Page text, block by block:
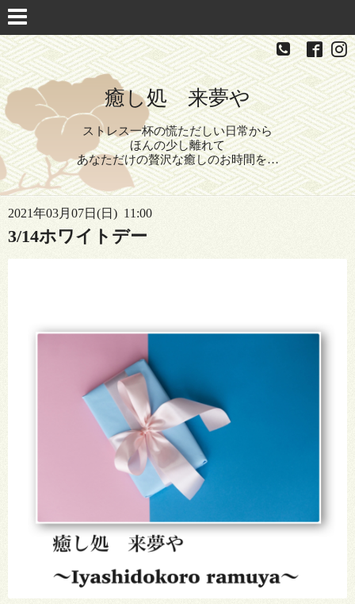
癒し処 来夢や
ストレス一杯の慌ただしい日常から
ほんの少し離れて
あなただけの贅沢な癒しのお時間を…
2021年03月07日(日) 11:00
3/14ホワイトデー